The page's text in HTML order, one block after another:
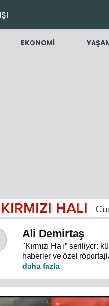
EKONOMİ
KIRMIZI HALI -
Ali Demirtaş
"Kırmızı Halı” seriliyor;
haberler ve özel